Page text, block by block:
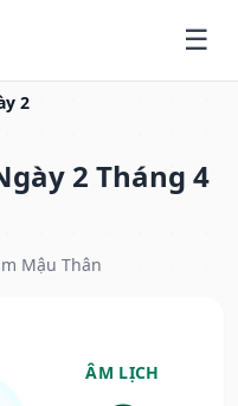
2
2 Tháng 4
Mậu Thân
ÂM LỊCH